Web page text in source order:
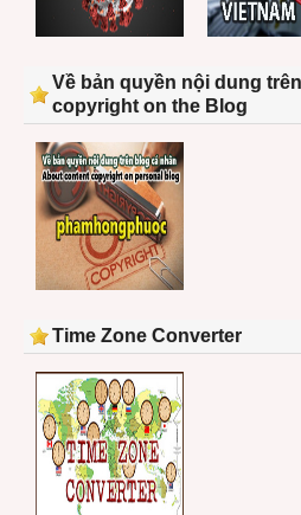
Về bản quyền nội dung
copyright on the Blog
Time Zone Converter